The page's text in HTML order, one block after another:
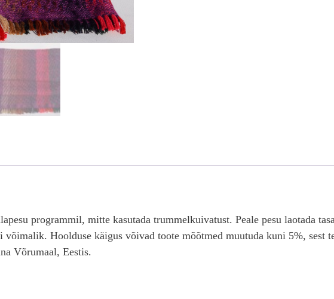
programmil, mitte kasutada trummelkuivatust. Peale pesu laotada
võimalik. Hoolduse käigus võivad toote mõõtmed muutuda kuni 5%, sest
Võrumaal, Eestis.